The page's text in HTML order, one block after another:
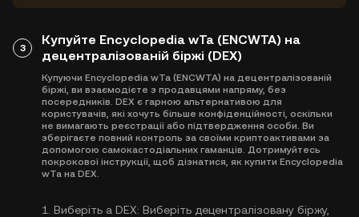
3
Купуйте Encyclopedia wTa (ENCWTA) на
децентралізованій біржі (DEX)
Купуючи Encyclopedia wTa (ENCWTA) на децентралізованій
біржі, ви взаємодієте з продавцями напряму, без
посередників. DEX є гарною альтернативою для
користувачів, які хочуть більше конфіденційності, оскільки
не вимагають реєстрації або підтвердження особи. Ви
зберігаєте повний контроль за своїми криптоактивами за
допомогою самокастодіальних гаманців. Дотримуйтесь
покрокової інструкції, щоб дізнатися, як купити Encyclopedia
wTa на DEX.
1. Виберіть a DEX: Виберіть децентралізовану біржу,